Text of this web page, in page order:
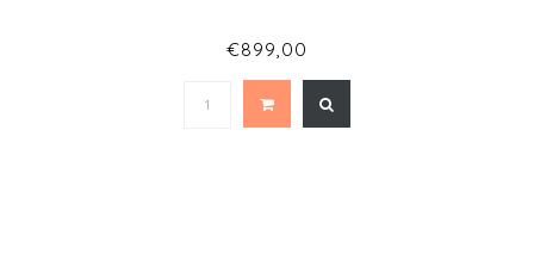
€899,00